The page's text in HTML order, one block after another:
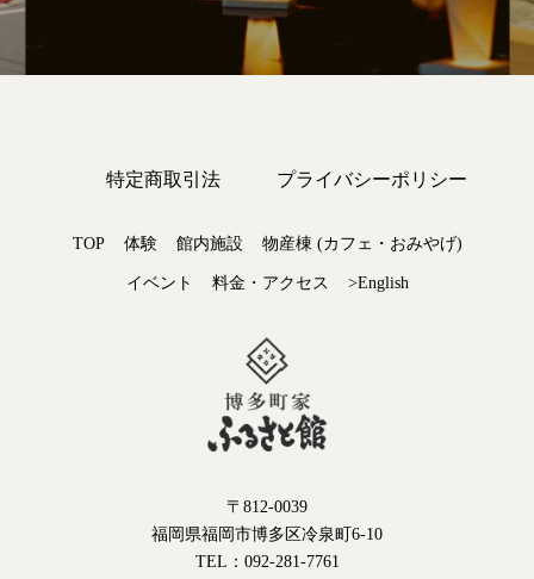
特定商取引法 プライバシーポリシー
TOP 体験 館内施設 物産棟 (カフェ・おみやげ)
イベント 料金・アクセス >English
〒812-0039
福岡県福岡市博多区冷泉町6-10
TEL：092-281-7761